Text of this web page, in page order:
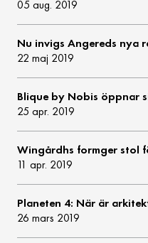
05 aug. 2019
Nu invigs Angereds nya
22 maj 2019
Blique by Nobis öppnar
25 apr. 2019
Wingårdhs formger stol
11 apr. 2019
Planeten 4: När är
26 mars 2019